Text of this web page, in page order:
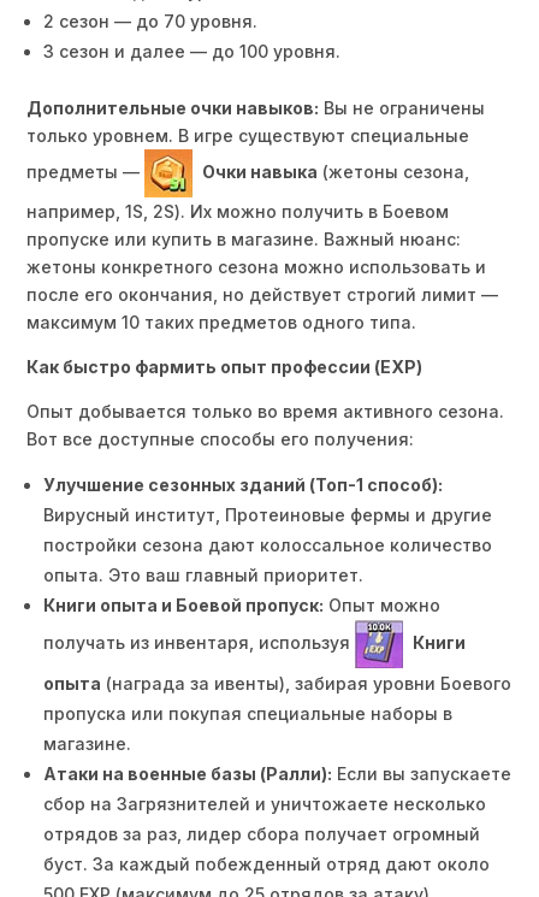
2 сезон — до 70 уровня.
3 сезон и далее — до 100 уровня.
Дополнительные очки навыков: Вы не ограничены
только уровнем. В игре существуют специальные
предметы —
Очки навыка (жетоны сезона,
например, 1S, 2S). Их можно получить в Боевом
пропуске или купить в магазине. Важный нюанс:
жетоны конкретного сезона можно использовать и
после его окончания, но действует строгий лимит —
максимум 10 таких предметов одного типа.
Как быстро фармить опыт профессии (EXP)
Опыт добывается только во время активного сезона.
Вот все доступные способы его получения:
Улучшение сезонных зданий (Топ-1 способ):
Вирусный институт, Протеиновые фермы и другие
постройки сезона дают колоссальное количество
опыта. Это ваш главный приоритет.
Книги опыта и Боевой пропуск: Опыт можно
получать из инвентаря, используя
Книги
опыта (награда за ивенты), забирая уровни Боевого
пропуска или покупая специальные наборы в
магазине.
Атаки на военные базы (Ралли): Если вы запускаете
сбор на Загрязнителей и уничтожаете несколько
отрядов за раз, лидер сбора получает огромный
буст. За каждый побежденный отряд дают около